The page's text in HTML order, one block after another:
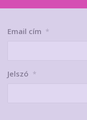
Email cím *
Jelszó *